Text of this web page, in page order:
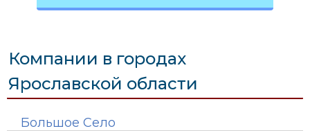
Компании в городах
Ярославской области
Большое Село